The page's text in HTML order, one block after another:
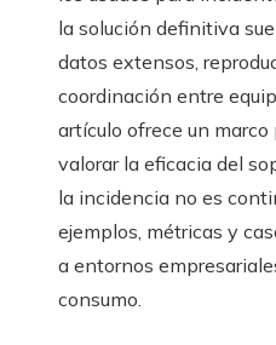
la solución definitiva
datos extensos,
coordinación entre
artículo ofrece un
valorar la eficacia del
la incidencia no es
ejemplos, métricas y
a entornos
consumo.